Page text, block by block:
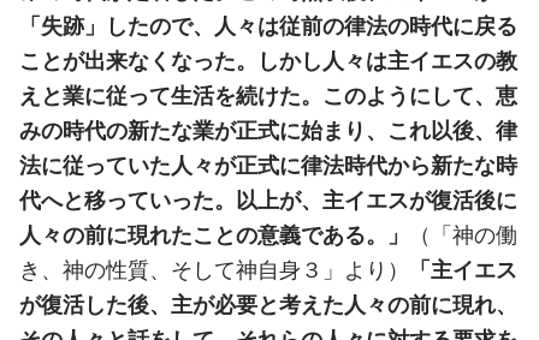
「失跡」したので、人々は従前の律法の時代に戻る
ことが出来なくなった。しかし人々は主イエスの教
えと業に従って生活を続けた。このようにして、恵
みの時代の新たな業が正式に始まり、これ以後、律
法に従っていた人々が正式に律法時代から新たな時
代へと移っていった。以上が、主イエスが復活後に
人々の前に現れたことの意義である。」
（「神の働
き、神の性質、そして神自身３」より）
「主イエス
が復活した後、主が必要と考えた人々の前に現れ、